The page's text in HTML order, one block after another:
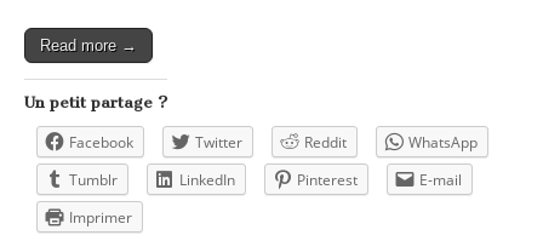
Read more →
Un petit partage ?
Facebook Twitter Reddit
WhatsApp
Tumblr
LinkedIn Pinterest
E-mail
Imprimer